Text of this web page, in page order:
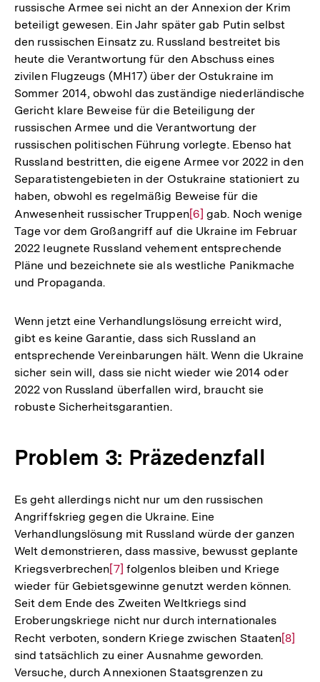
russische Armee sei nicht an der Annexion der Krim
beteiligt gewesen. Ein Jahr später gab Putin selbst
den russischen Einsatz zu. Russland bestreitet bis
heute die Verantwortung für den Abschuss eines
zivilen Flugzeugs (MH17) über der Ostukraine im
Sommer 2014, obwohl das zuständige niederländische
Gericht klare Beweise für die Beteiligung der
russischen Armee und die Verantwortung der
russischen politischen Führung vorlegte. Ebenso hat
Russland bestritten, die eigene Armee vor 2022 in den
Separatistengebieten in der Ostukraine stationiert zu
haben, obwohl es regelmäßig Beweise für die
Anwesenheit russischer TruppenZur
Auflösung
der
Fußnote
[6] gab. Noch wenige
Tage vor dem Großangriff auf die Ukraine im Februar
2022 leugnete Russland vehement entsprechende
Pläne und bezeichnete sie als westliche Panikmache
und Propaganda.
Wenn jetzt eine Verhandlungslösung erreicht wird,
gibt es keine Garantie, dass sich Russland an
entsprechende Vereinbarungen hält. Wenn die Ukraine
sicher sein will, dass sie nicht wieder wie 2014 oder
2022 von Russland überfallen wird, braucht sie
robuste Sicherheitsgarantien.
Problem 3: Präzedenzfall
Es geht allerdings nicht nur um den russischen
Angriffskrieg gegen die Ukraine. Eine
Verhandlungslösung mit Russland würde der ganzen
Welt demonstrieren, dass massive, bewusst geplante
KriegsverbrechenZur
Auflösung
der
Fußnote
[7] folgenlos bleiben und Kriege
wieder für Gebietsgewinne genutzt werden können.
Seit dem Ende des Zweiten Weltkriegs sind
Eroberungskriege nicht nur durch internationales
Recht verboten, sondern Kriege zwischen StaatenZur
[8]
sind tatsächlich zu einer Ausnahme geworden.
Versuche, durch Annexionen Staatsgrenzen zu